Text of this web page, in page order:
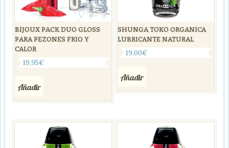
BIJOUX PACK DUO GLOSS
PARA PEZONES FRIO Y
CALOR
19,95€
Añadir
SHUNGA TOKO ORGANICA
LUBRICANTE NATURAL
19,00€
Añadir